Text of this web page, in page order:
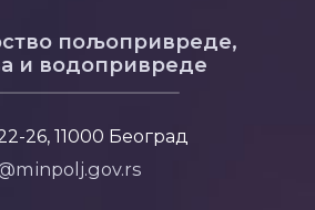
пољопривреде,
и водопривреде
26, 11000 Београд